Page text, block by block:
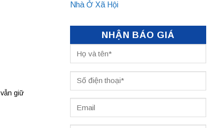
giữ
Nhà Ở Xã Hội
NHẬN BÁO GIÁ